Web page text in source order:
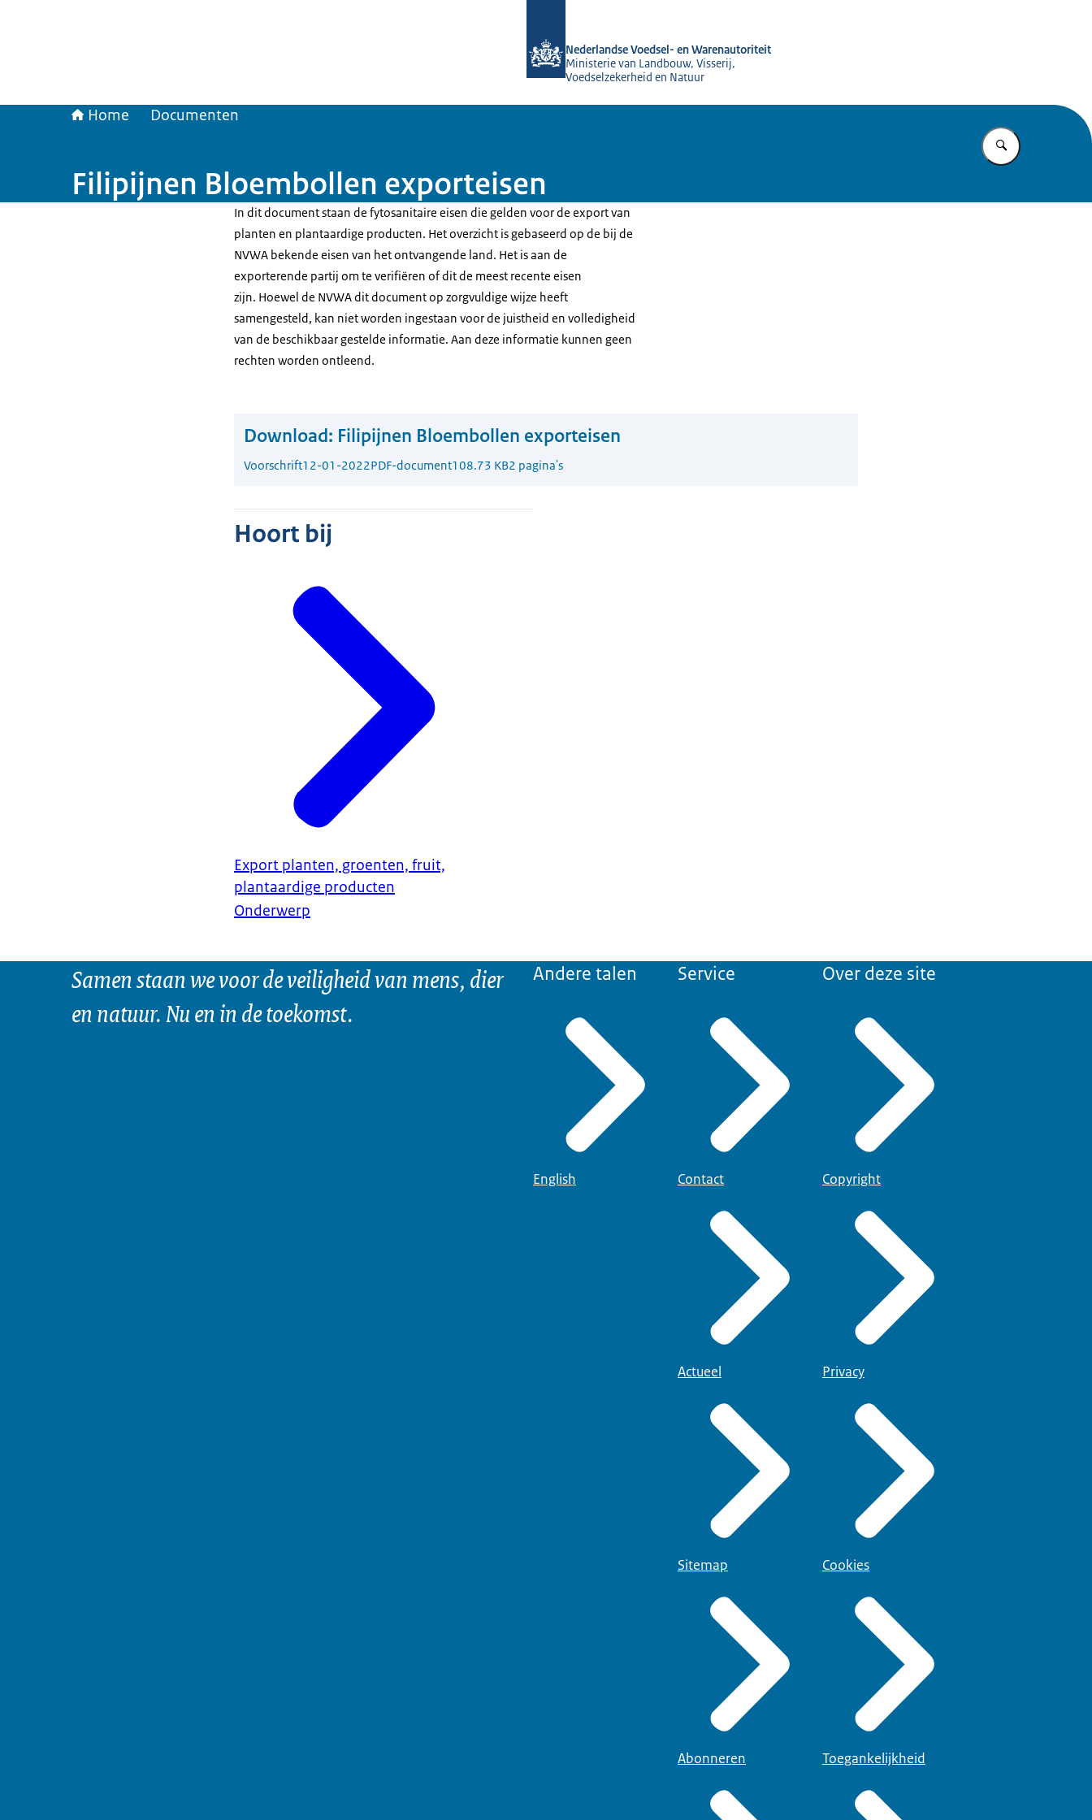
Nederlandse Voedsel- en Warenautoriteit
Ministerie van Landbouw, Visserij,
Voedselzekerheid en Natuur
Home Documenten
Vul in wat u
Filipijnen Bloembollen exporteisen
In dit document staan de fytosanitaire eisen die gelden voor de export van
planten en plantaardige producten. Het overzicht is gebaseerd op de bij de
NVWA bekende eisen van het ontvangende land. Het is aan de
exporterende partij om te verifiëren of dit de meest recente eisen
zijn. Hoewel de NVWA dit document op zorgvuldige wijze heeft
samengesteld, kan niet worden ingestaan voor de juistheid en volledigheid
van de beschikbaar gestelde informatie. Aan deze informatie kunnen geen
rechten worden ontleend.
Download: Filipijnen Bloembollen exporteisen
Voorschrift12-01-2022PDF-document108.73 KB2 pagina's
Hoort bij
Export planten, groenten, fruit,
plantaardige producten
Onderwerp
Samen staan we voor de veiligheid van mens, dier
en natuur. Nu en in de toekomst.
Andere talen
English
Service
Contact
Actueel
Sitemap
Abonneren
Over deze site
Copyright
Privacy
Cookies
Toegankelijkheid